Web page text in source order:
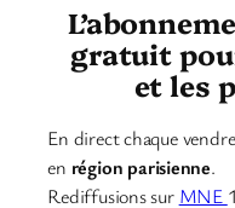
gratuit
et les
En direct chaque
en région parisienne.
Rediffusions sur MNE